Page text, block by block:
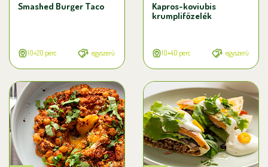
Smashed Burger Taco
10+20 perc egyszerű
Kapros-koviubis
krumplifőzelék
10+40 perc egyszerű